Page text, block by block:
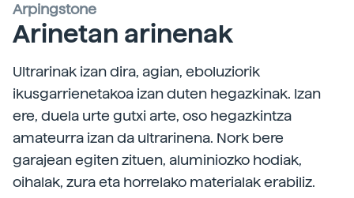
Arpingstone
Arinetan arinenak
Ultrarinak izan dira, agian, eboluziorik
ikusgarrienetakoa izan duten hegazkinak. Izan
ere, duela urte gutxi arte, oso hegazkintza
amateurra izan da ultrarinena. Nork bere
garajean egiten zituen, aluminiozko hodiak,
oihalak, zura eta horrelako materialak erabiliz.